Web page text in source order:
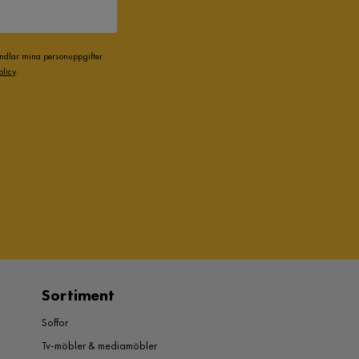
mina personuppgifter
.
Sortiment
Soffor
Tv-möbler & mediamöbler